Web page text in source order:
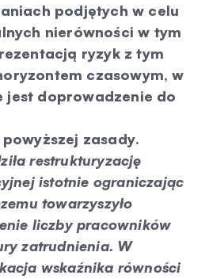
podjętych w celu
nierówności w tym
ryzyk z tym
czasowym, w
jest doprowadzenie do
zasady.
restrukturyzację
istotnie ograniczając
towarzyszyło
liczby pracowników
zatrudnienia. W
wskaźnika równości